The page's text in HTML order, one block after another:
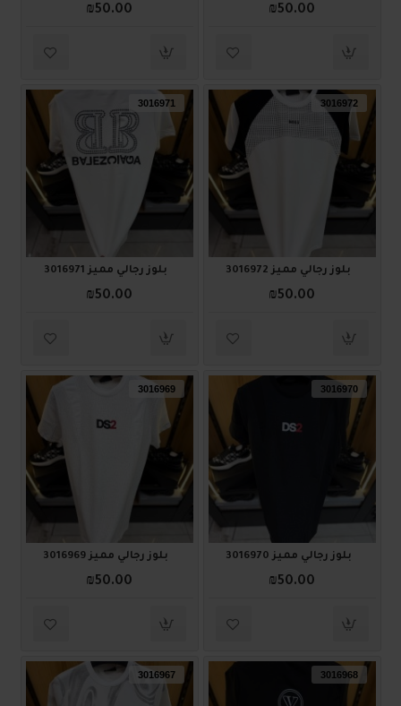
₪50.00
₪50.00
3016972
بلوز رجالي مميز 3016972
₪50.00
3016971
بلوز رجالي مميز 3016971
₪50.00
3016970
بلوز رجالي مميز 3016970
₪50.00
3016969
بلوز رجالي مميز 3016969
₪50.00
3016968
3016967